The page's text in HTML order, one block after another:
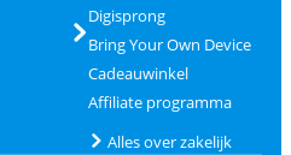
Digisprong
Bring Your Own Device
Cadeauwinkel
Affiliate programma
Alles over zakelijk